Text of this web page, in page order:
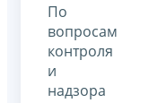
По
вопросам
контроля
и
надзора